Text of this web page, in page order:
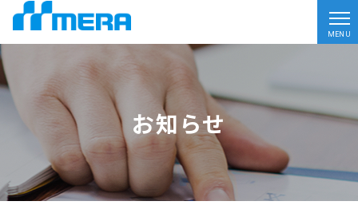
MENU
お知らせ